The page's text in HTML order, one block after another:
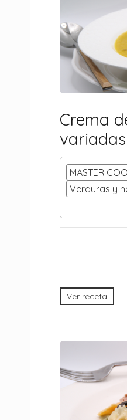
Crema
variadas
MASTER
Verduras y
Ver receta